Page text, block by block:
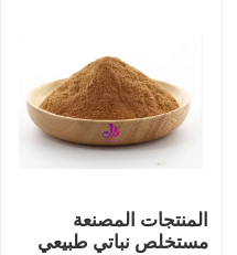
أخبار
اطلب اقتباس
مستخلصات نباتية طبيعية
المنتجات المصنعة
مستخلص نباتي طبيعي